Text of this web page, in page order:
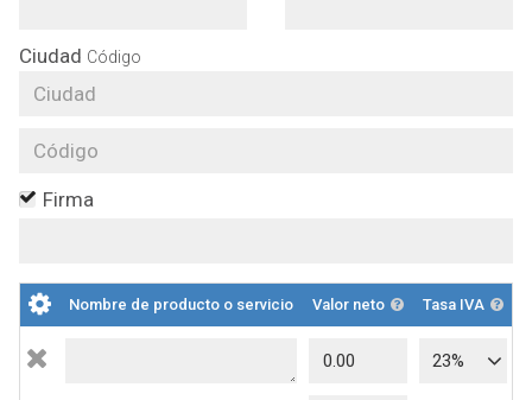
Ciudad Código
Firma
Nombre de producto o servicio Valor neto Tasa IVA
23%